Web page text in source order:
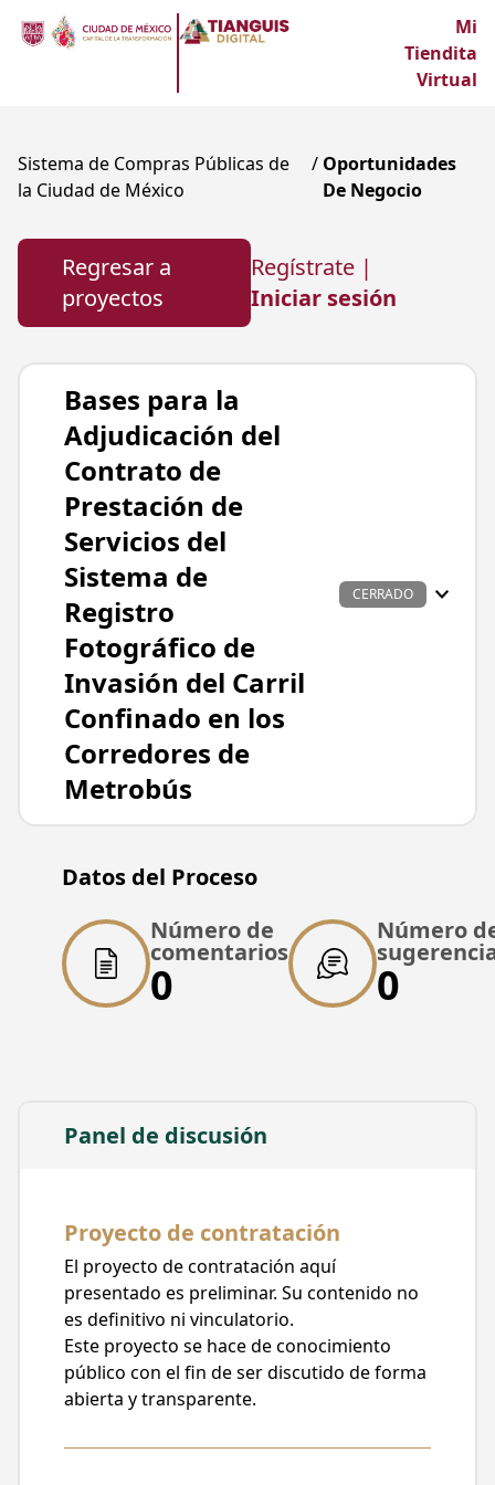
Mi
Tiendita
Virtual
Sistema de Compras Públicas de
la Ciudad de México
/ Oportunidades
De Negocio
Regresar a
proyectos
Regístrate |
Iniciar sesión
Bases para la
Adjudicación del
Contrato de
Prestación de
Servicios del
Sistema de
Registro
Fotográfico de
Invasión del Carril
Confinado en los
Corredores de
Metrobús
CERRADO
Bases para la Adjudicación del Contrato de
Prestación de Servicios del Sistema de
Registro Fotográfico de Invasión del Carril
Confinado en los Corredores de Metrobús
Inversión y Pagos de Número 6628
Prestación de Servicios
Posible método de contratación
Adjudicación Directa
Posible carácter de la contratación
Nacional
Fecha de publicación
30/08/2023, 08:00
Fecha límite para recibir comentarios
Datos del Proceso
Número de
comentarios
0
Número
0
Panel de discusión
Proyecto de contratación
El proyecto de contratación aquí
presentado es preliminar. Su contenido no
es definitivo ni vinculatorio.
Este proyecto se hace de conocimiento
público con el fin de ser discutido de forma
abierta y transparente.